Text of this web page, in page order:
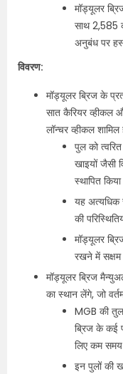
मॉड्यूलर
साथ 2,585
अनुबंध पर
विवरण:
मॉड्यूलर ब्रिज के
सात कैरियर व्हीकल
लॉन्चर व्हीकल शामिल
पुल को
खाइयों जैसी
स्थापित
यह अत्यधिक
की
मॉड्यूलर
रखने में
मॉड्यूलर ब्रिज
का स्थान लेंगे, जो
MGB की
ब्रिज के कई
लिए कम समय
इन पुलों की